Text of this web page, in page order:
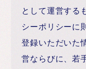
として運営する
シーポリシーに
登録いただいた
営ならびに、若